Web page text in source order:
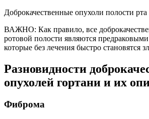
Доброкачественные опухоли полости рта
ВАЖНО: Как правило, все
ротовой полости являются
которые без лечения быстро становятся
Разновидности
опухолей гортани и их
Фиброма